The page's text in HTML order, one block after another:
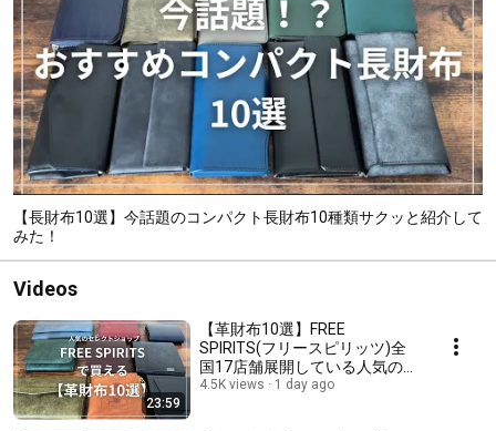
【長財布10選】今話題のコンパクト長財布10種類サクッと紹介して
みた！
Videos
23:59
【革財布10選】FREE
SPIRITS(フリースピリッツ)全
国17店舗展開している人気のセ
レクトショップで買える商品を
4.5K views 1 day ago